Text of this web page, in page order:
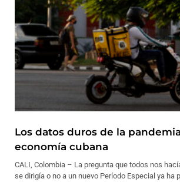
Los datos duros de la
economía cubana
CALI, Colombia – La pregunta que todos nos
se dirigía o no a un nuevo Período Especial ya ha